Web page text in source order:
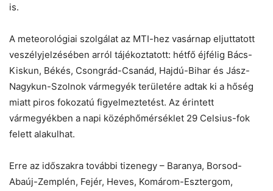
is.
A meteorológiai szolgálat az MTI-hez vasárnap eljuttatott
veszélyjelzésében arról tájékoztatott: hétfő éjfélig Bács-
Kiskun, Békés, Csongrád-Csanád, Hajdú-Bihar és Jász-
Nagykun-Szolnok vármegyék területére adtak ki a hőség
miatt piros fokozatú figyelmeztetést. Az érintett
vármegyékben a napi középhőmérséklet 29 Celsius-fok
felett alakulhat.
Erre az időszakra további tizenegy – Baranya, Borsod-
Abaúj-Zemplén, Fejér, Heves, Komárom-Esztergom,